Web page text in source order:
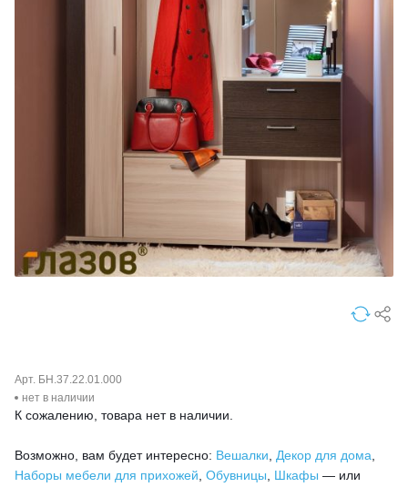
Арт. БН.37.22.01.000
нет в наличии
К сожалению, товара нет в наличии.
Возможно, вам будет интересно: Вешалки Декор для дома
Наборы мебели для прихожей Обувницы Шкафы — или